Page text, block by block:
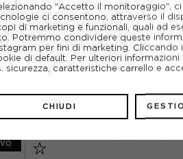
NEW
NEW BALANCE FRESH FOAM X
BIANCO - SCARPE RUNNING
EUR 42.5 / US 9 EUR
ACQUISTA
"Accetto il monitoraggio",
ci consentono, attraverso il
di marketing e funzionali, quali ad
Potremmo condividere queste
per fini di marketing.
di default. Per ulteriori
sicurezza, caratteristiche carrello e
CHIUDI